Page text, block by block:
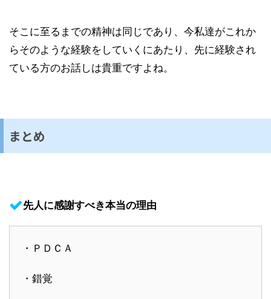
そこに至るまでの精神は同じであり、今私達がこれか
らそのような経験をしていくにあたり、先に経験され
ている方のお話しは貴重ですよね。
まとめ
先人に感謝すべき本当の理由
・ＰＤＣＡ
・錯覚